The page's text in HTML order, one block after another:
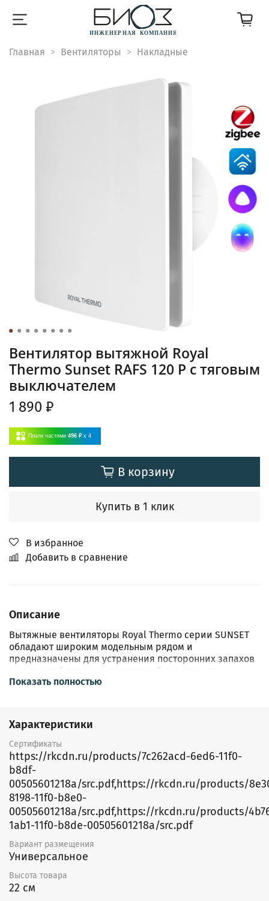
Главная Вентиляторы Накладные
Вентилятор вытяжной Royal
Thermo Sunset RAFS 120 P с тяговым
выключателем
1 890 ₽
Плати частями 496 ₽ x 4
В корзину
Купить в 1 клик
В избранное
Добавить в сравнение
Описание
Вытяжные вентиляторы Royal Thermo серии SUNSEТ
обладают широким модельным рядом и
предназначены для устранения посторонних запахов
и излишней влаги из помещений с учетом их
индивидуальных особенностей.
создающей гармоничное эстетическое восприятие и
образуя единое целое с окружающим пространством
Комфорт
Универсальный монтаж позволяет устанавливать
устройство как в отверстие вентиляционной шахты,
так и в подвесной потолок или стену. Тонкий профиль
приборов дает возможность встраивать их без
нарушения эстетики окружающего пространства, а
выполненный из экологичного ABS-пластика, корпус
не желтеет со временем и отличается высокой
прочностью.
Долговечная работа
Мощный двигатель на шарикоподшипниках
обеспечивает долговечную эксплуатацию. Встроенная
защита от перегрева обеспечивает надежную и
Показать полностью
Характеристики
Сертификаты
https://rkcdn.ru/products/7c262acd-6ed6-11f0-
b8df-
00505601218a/src.pdf,https://rkcdn.ru/products/
8198-11f0-b8e0-
00505601218a/src.pdf,https://rkcdn.ru/products/
1ab1-11f0-b8de-00505601218a/src.pdf
Вариант размещения
Универсальное
Высота товара
22 см